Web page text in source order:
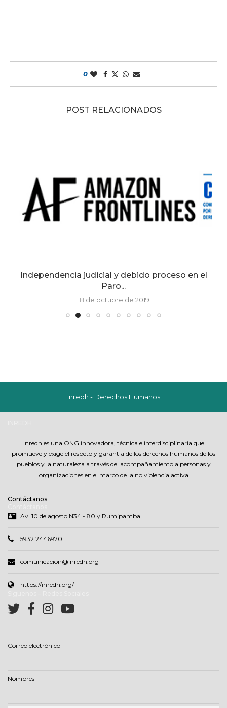
0
POST RELACIONADOS
Juez rechaza acción de protección en contra
del...
27 de febrero de 2025
Inredh - Derechos Humanos
Inredh es una ONG innovadora, técnica e interdisciplinaria que
promueve y exige el respeto y garantia de los derechos humanos de los
pueblos y la naturaleza a través del acompañamiento a personas y
organizaciones en el marco de la no violencia activa
Contáctanos
Av. 10 de agosto N34 - 80 y Rumipamba
5932 2446970
comunicacion@inredh.org
https://inredh.org/
Correo electrónico
Nombres